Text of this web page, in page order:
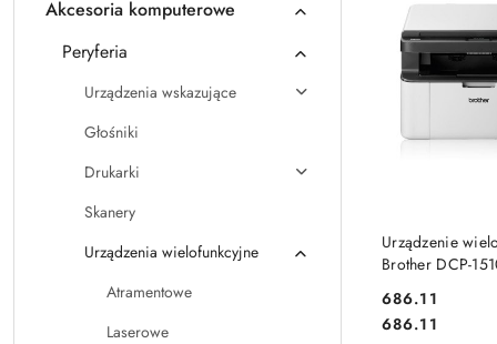
Akcesoria komputerowe
Peryferia
Urządzenia wskazujące
Głośniki
Drukarki
Skanery
Urządzenia wielofunkcyjne
Atramentowe
Laserowe
Urządzenie
Brother DCP-
Cena:
686.11
Cena:
686.11
DO